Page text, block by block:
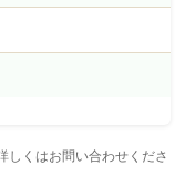
くはお問い合わせくださ